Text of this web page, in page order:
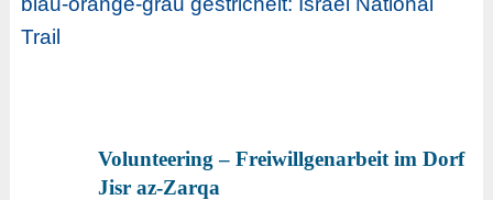
Trail
Volunteering – Freiwillgenarbeit im Dorf
Jisr az-Zarqa